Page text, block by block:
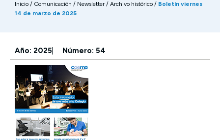
Inicio / Comunicación / Newsletter / Archivo histórico / Boletín viernes
14 de marzo de 2025
Año: 2025 Número: 54